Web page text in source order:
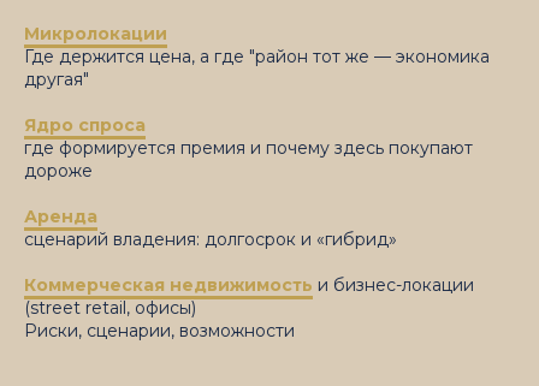
Микролокации
Где держится цена, а где "район тот же — экономика
другая"
Ядро спроса
где формируется премия и почему здесь покупают
дороже
Аренда
сценарий владения: долгосрок и «гибрид»
Коммерческая недвижимость и бизнес-локации
(street retail, офисы)
Риски, сценарии, возможности